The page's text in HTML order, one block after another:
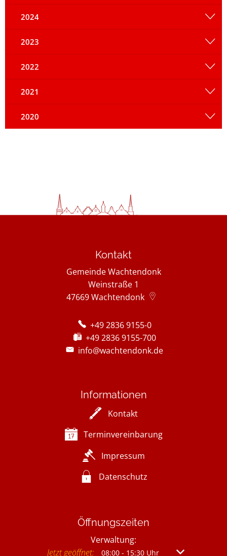
2024
2023
2022
2021
2020
Kontakt
Gemeinde Wachtendonk
Weinstraße 1
47669Wachtendonk
+49 2836 9155-0
+49 2836 9155-700
info@wachtendonk.de
Informationen
Kontakt
Terminvereinbarung
Impressum
Datenschutz
Öffnungszeiten
Verwaltung:
Klicken, um weitere Öffnungs- oder
Jetzt geöffnet: 08:00- 15:30Uhr Von 08:00